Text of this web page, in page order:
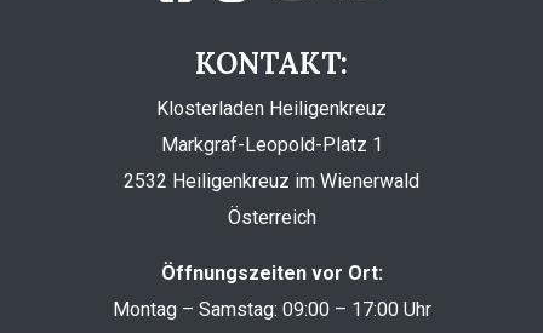
KONTAKT:
Klosterladen Heiligenkreuz
Markgraf-Leopold-Platz 1
2532 Heiligenkreuz im Wienerwald
Österreich
Öffnungszeiten vor Ort:
Montag – Samstag: 09:00 – 17:00 Uhr